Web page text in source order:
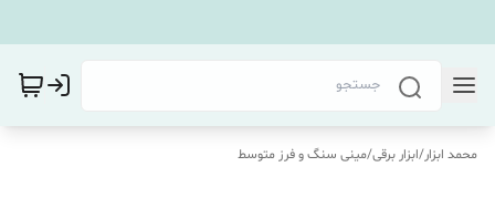
محمد ابزار/ابزار برقی/مینی سنگ و فرز متوسط